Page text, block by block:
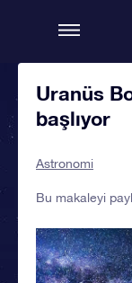
Uranüs
başlıyor
Astronomi
Bu makaleyi